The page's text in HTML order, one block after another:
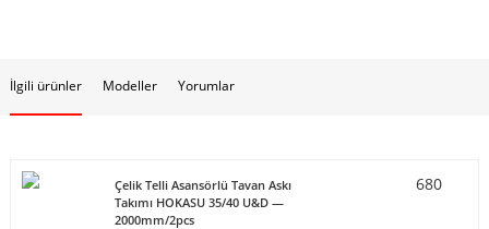
İlgili ürünler Modeller Yorumlar
Çelik Telli Asansörlü Tavan Askı
Takımı HOKASU 35/40 U&D —
2000mm/2pcs
680